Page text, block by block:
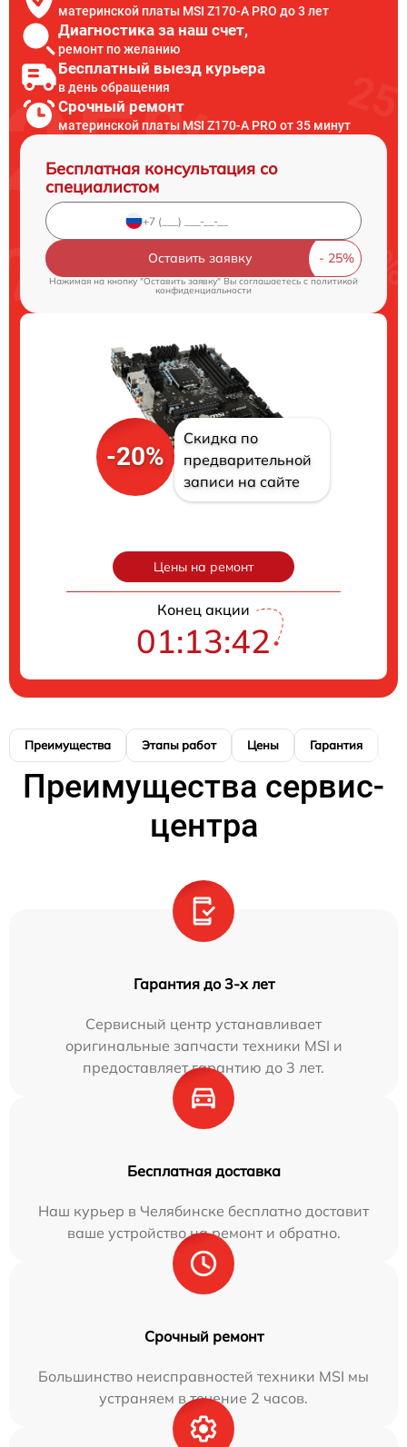
материнской платы MSI Z170-A PRO до 3 лет
Диагностика за наш счет,
ремонт по желанию
Бесплатный выезд курьера
в день обращения
Срочный ремонт
материнской платы MSI Z170-A PRO от 35 минут
Бесплатная консультация со
специалистом
Оставить заявку
Нажимая на кнопку "Оставить заявку" Вы соглашаетесь cполитикой
конфиденциальности
-20%
Скидка по
предварительной
записи на сайте
Цены на ремонт
Конец акции
01:13:41
Преимущества Этапы работ Цены Гарантия
Преимущества сервис-
центра
Гарантия до 3-х лет
Сервисный центр устанавливает
оригинальные запчасти техники MSI и
предоставляет гарантию до 3 лет.
Бесплатная доставка
Наш курьер в Челябинске бесплатно доставит
ваше устройство на ремонт и обратно.
Срочный ремонт
Большинство неисправностей техники MSI мы
устраняем в течение 2 часов.